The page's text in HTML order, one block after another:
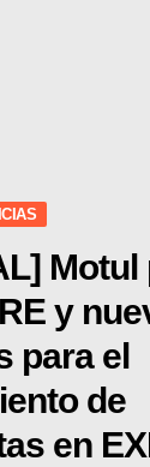
Motul
y
para el
de
en